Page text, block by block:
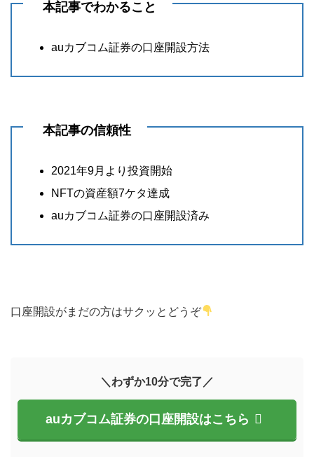
本記事でわかること
auカブコム証券の口座開設方法
本記事の信頼性
2021年9月より投資開始
NFTの資産額7ケタ達成
auカブコム証券の口座開設済み
口座開設がまだの方はサクッとどうぞ
＼わずか10分で完了／
auカブコム証券の口座開設はこちら